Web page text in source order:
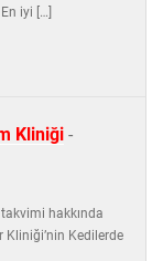
iyi […]
Kliniği -
hakkında
Kedilerde